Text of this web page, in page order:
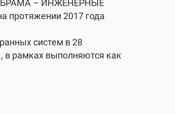
«БРАМА – ИНЖЕНЕРНЫЕ
протяжении 2017 года
систем в 28
в рамках выполняются как